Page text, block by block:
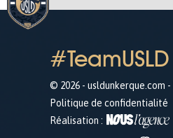
#TeamUSLD
© 2026 - usldunkerque.com -
Politique de confidentialité
Réalisation :